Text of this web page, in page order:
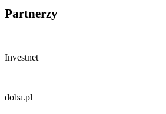
Partnerzy
Investnet
doba.pl